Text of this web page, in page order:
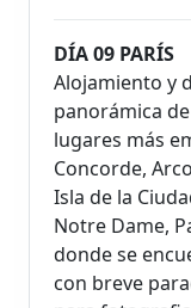
DÍA 09 PARÍS
Alojamiento y
panorámica
lugares más
Concorde,
Isla de la
Notre Dame,
donde se
con breve